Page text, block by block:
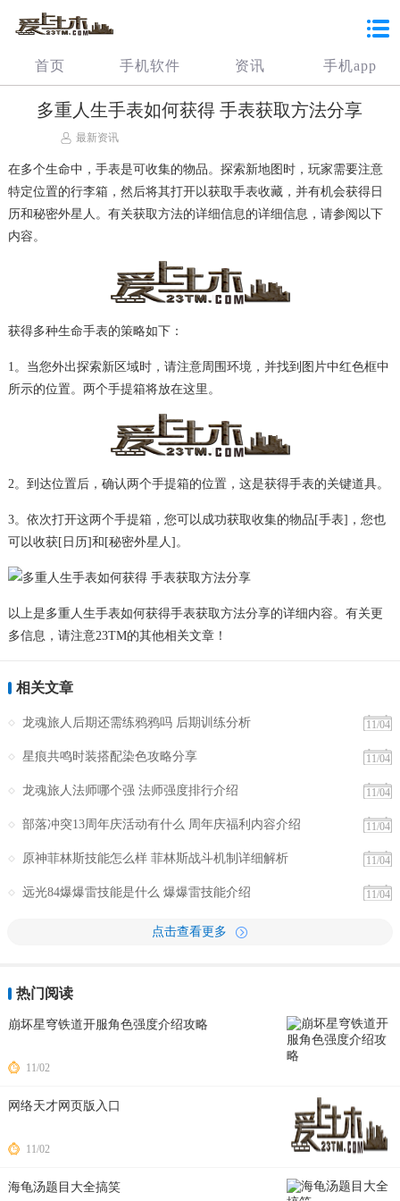
首页 手机软件 资讯 手机app
多重人生手表如何获得 手表获取方法分享
最新资讯
在多个生命中，手表是可收集的物品。探索新地图时，玩家需要注意
特定位置的行李箱，然后将其打开以获取手表收藏，并有机会获得日
历和秘密外星人。有关获取方法的详细信息的详细信息，请参阅以下
内容。
获得多种生命手表的策略如下：
1。当您外出探索新区域时，请注意周围环境，并找到图片中红色框中
所示的位置。两个手提箱将放在这里。
2。到达位置后，确认两个手提箱的位置，这是获得手表的关键道具。
3。依次打开这两个手提箱，您可以成功获取收集的物品[手表]，您也
可以收获[日历]和[秘密外星人]。
以上是多重人生手表如何获得手表获取方法分享的详细内容。有关更
多信息，请注意23TM的其他相关文章！
相关文章
11/04
龙魂旅人后期还需练鸦鸦吗 后期训练分析​
11/04
星痕共鸣时装搭配染色攻略分享
11/04
龙魂旅人法师哪个强 法师强度排行介绍​
11/04
部落冲突13周年庆活动有什么 周年庆福利内容介绍
11/04
原神菲林斯技能怎么样 菲林斯战斗机制详细解析
11/04
远光84爆爆雷技能是什么 爆爆雷技能介绍
点击查看更多
热门阅读
崩坏星穹铁道开服角色强度介绍攻略
11/02
网络天才网页版入口
11/02
海龟汤题目大全搞笑